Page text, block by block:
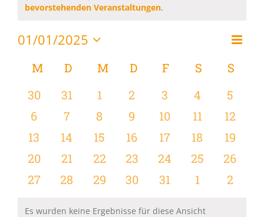
bevorstehenden Veranstaltungen.
Monat
01/01/2025
wählen.
Kalender
von
Veranstaltungen
MMONTAG
D DIENSTAG
MMITTWOCH
D DONNERSTAG
F FREITAG
S SAMSTAG
S
0
Veranstaltungen
30
0
Veranstaltungen
31
0
Veranstaltungen
1
0
Veranstaltungen
2
0
Veranstaltungen
3
0
4
0
5
0
Veranstaltungen
6
0
Veranstaltungen
7
0
Veranstaltungen
8
0
Veranstaltungen
9
0
Veranstaltungen
10
0
11
0
12
0
Veranstaltungen
13
0
Veranstaltungen
14
0
Veranstaltungen
15
0
Veranstaltungen
16
0
Veranstaltungen
17
0
18
0
19
0
Veranstaltungen
20
0
Veranstaltungen
21
0
Veranstaltungen
22
0
Veranstaltungen
23
0
Veranstaltungen
24
0
25
0
26
0
27
0
28
0
29
0
30
0
31
0
1
0
2
Es wurden keine Ergebnisse für diese Ansicht